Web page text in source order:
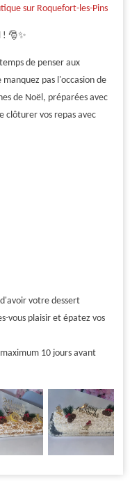
sur Roquefort-les-Pins
! 🎅✨
de penser aux
pas l'occasion de
de Noël, préparées avec
clôturer vos repas avec
votre dessert
vous plaisir et épatez vos
10 jours avant